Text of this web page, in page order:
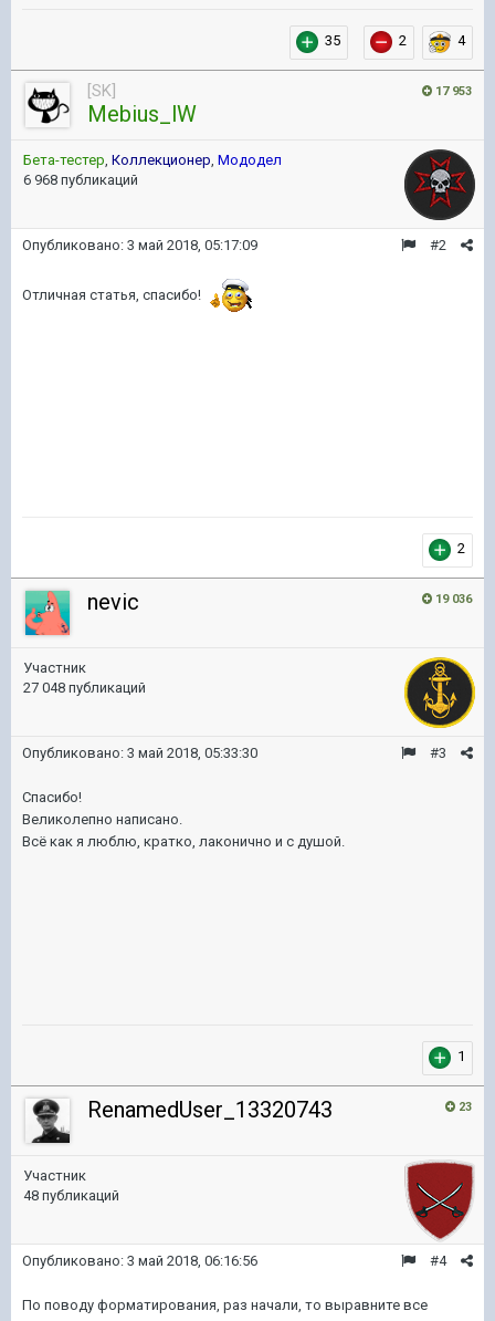
35 2 4
17 953
[SK]
Mebius_lW
Бета-тестер Коллекционер Мододел
6 968 публикаций
#2
Опубликовано: 3 май 2018, 05:17:09
Отличная статья, спасибо!
2
19 036
nevic
Участник
27 048 публикаций
#3
Опубликовано: 3 май 2018, 05:33:30
Спасибо!
Великолепно написано.
Всё как я люблю, кратко, лаконично и с душой.
1
23
RenamedUser_13320743
Участник
48 публикаций
#4
Опубликовано: 3 май 2018, 06:16:56
По поводу форматирования, раз начали, то выравните все